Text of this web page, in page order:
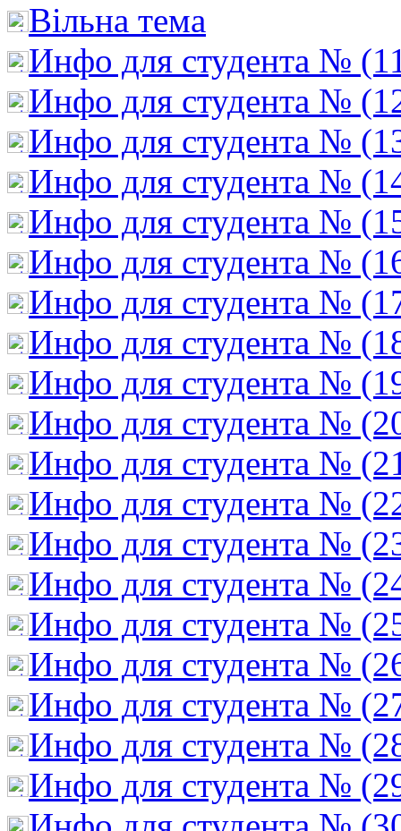
Вільна тема
Инфо для студента №
Инфо для студента №
Инфо для студента №
Инфо для студента №
Инфо для студента №
Инфо для студента №
Инфо для студента №
Инфо для студента №
Инфо для студента №
Инфо для студента №
Инфо для студента №
Инфо для студента №
Инфо для студента №
Инфо для студента №
Инфо для студента №
Инфо для студента №
Инфо для студента №
Инфо для студента №
Инфо для студента №